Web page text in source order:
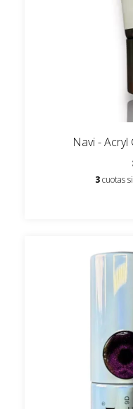
Navi - Acryl
3cuotas